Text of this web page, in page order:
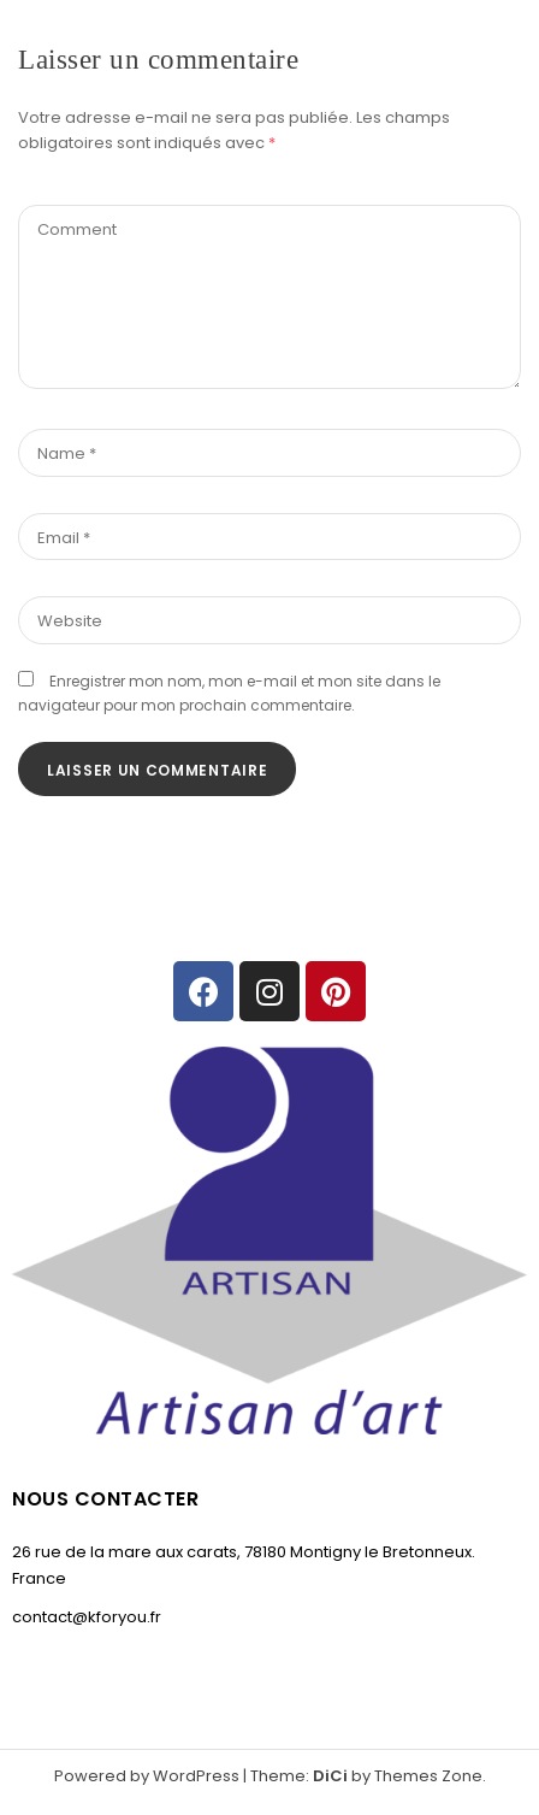
Laisser un commentaire
Votre adresse e-mail ne sera pas publiée. Les champs
obligatoires sont indiqués avec *
Enregistrer mon nom, mon e-mail et mon site dans le
navigateur pour mon prochain commentaire.
NOUS CONTACTER
26 rue de la mare aux carats, 78180 Montigny le Bretonneux.
France
contact@kforyou.fr
Powered by WordPress | Theme: DiCi byThemes Zone.